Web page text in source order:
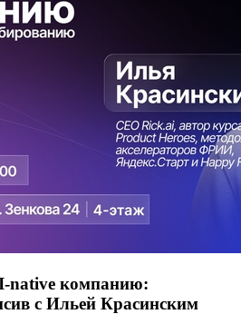
native компанию:
с Ильей Красинским